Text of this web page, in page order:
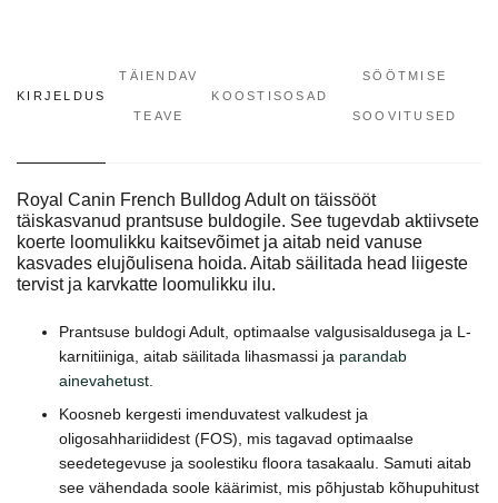
KIRJELDUS
TÄIENDAV
TEAVE
KOOSTISOSAD
SÖÖTMISE
SOOVITUSED
Royal Canin French Bulldog Adult on täissööt
täiskasvanud prantsuse buldogile. See tugevdab aktiivsete
koerte loomulikku kaitsevõimet ja aitab neid vanuse
kasvades elujõulisena hoida. Aitab säilitada head liigeste
tervist ja karvkatte loomulikku ilu.
Prantsuse buldogi Adult, optimaalse valgusisaldusega ja L-
karnitiiniga, aitab säilitada lihasmassi ja parandab
ainevahetust.
Koosneb kergesti imenduvatest valkudest ja
oligosahhariididest (FOS), mis tagavad optimaalse
seedetegevuse ja soolestiku floora tasakaalu. Samuti aitab
see vähendada soole käärimist, mis põhjustab kõhupuhitust